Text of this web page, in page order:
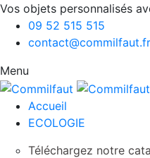
Vos objets personnalisés
09 52 515 515
contact@commilfaut.fr
Menu
Accueil
ECOLOGIE
Téléchargez notre